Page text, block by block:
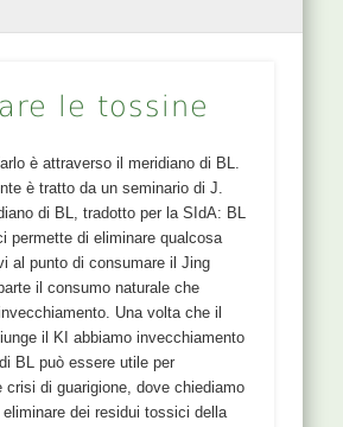
le tossine
è attraverso il meridiano di BL.
è tratto da un seminario di J.
di BL, tradotto per la SIdA: BL
permette di eliminare qualcosa
al punto di consumare il Jing
il consumo naturale che
Una volta che il
il KI abbiamo invecchiamento
BL può essere utile per
crisi di guarigione, dove chiediamo
dei residui tossici della